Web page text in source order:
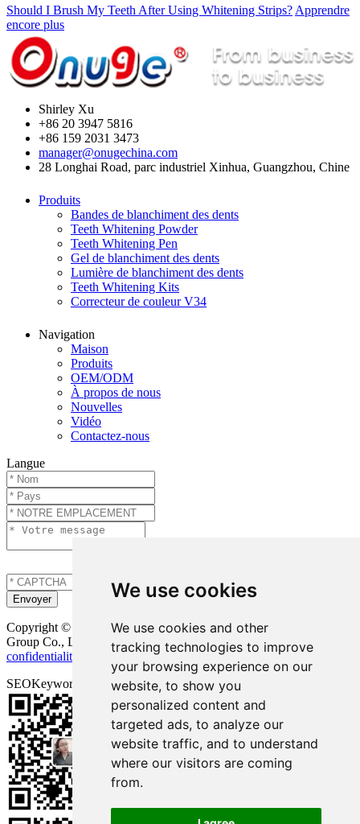
We use cookies
We use cookies and other
tracking technologies to improve
your browsing experience on our
website, to show you
personalized content and
targeted ads, to analyze our
website traffic, and to understand
where our visitors are coming
from.
Should I Brush My Teeth After Using Whitening Strips? Apprendre
encore plus
Shirley Xu
+86 20 3947 5816
+86 159 2031 3473
manager@onugechina.com
28 Longhai Road, parc industriel Xinhua, Guangzhou, Chine
Produits
Bandes de blanchiment des dents
Teeth Whitening Powder
Teeth Whitening Pen
Gel de blanchiment des dents
Lumière de blanchiment des dents
Teeth Whitening Kits
Correcteur de couleur V34
Navigation
Maison
Produits
OEM/ODM
À propos de nous
Nouvelles
Vidéo
Contactez-nous
Langue
Copyright © Onuge Personal Care (Guangdong) Manufacturer
Group Co., LTD. Tous droits réservés |Plan du site|Politique de
confidentialité
| Assistance technique:
SEOKeywords:
Bandes de blanchiment des dents Onuge